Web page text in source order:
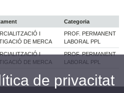
Categoria
I
DE MERCA
PROF. PERMANENT
LABORAL PPL
I
DE MERCA
PROF. PERMANENT
LABORAL PPL
de privacitat